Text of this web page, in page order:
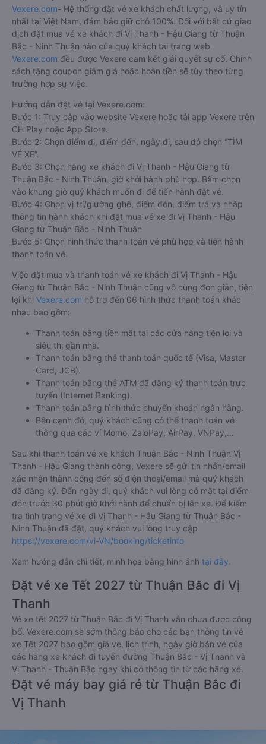
Vexere.com- Hệ thống đặt vé xe khách chất lượng, và uy tín
nhất tại Việt Nam, đảm bảo giữ chỗ 100%. Đối với bất cứ giao
dịch đặt mua vé xe khách đi Vị Thanh - Hậu Giang từ Thuận
Bắc - Ninh Thuận nào của quý khách tại trang web
Vexere.com đều được Vexere cam kết giải quyết sự cố. Chính
sách tặng coupon giảm giá hoặc hoàn tiền sẽ tùy theo từng
trường hợp sự việc.
Hướng dẫn đặt vé tại Vexere.com:
Bước 1: Truy cập vào website Vexere hoặc tải app Vexere trên
CH Play hoặc App Store.
Bước 2: Chọn điểm đi, điểm đến, ngày đi, sau đó chọn “TÌM
VÉ XE”.
Bước 3: Chọn hãng xe khách đi Vị Thanh - Hậu Giang từ
Thuận Bắc - Ninh Thuận, giờ khởi hành phù hợp. Bấm chọn
vào khung giờ quý khách muốn đi để tiến hành đặt vé.
Bước 4: Chọn vị trí/giường ghế, điểm đón, điểm trả và nhập
thông tin hành khách khi đặt mua vé xe đi Vị Thanh - Hậu
Giang từ Thuận Bắc - Ninh Thuận
Bước 5: Chọn hình thức thanh toán vé phù hợp và tiến hành
thanh toán vé.
Việc đặt mua và thanh toán vé xe khách đi Vị Thanh - Hậu
Giang từ Thuận Bắc - Ninh Thuận cũng vô cùng đơn giản, tiện
lợi khi Vexere.com hỗ trợ đến 06 hình thức thanh toán khác
nhau bao gồm:
Thanh toán bằng tiền mặt tại các cửa hàng tiện lợi và
siêu thị gần nhà.
Thanh toán bằng thẻ thanh toán quốc tế (Visa, Master
Card, JCB).
Thanh toán bằng thẻ ATM đã đăng ký thanh toán trực
tuyến (Internet Banking).
Thanh toán bằng hình thức chuyển khoản ngân hàng.
Bên cạnh đó, quý khách cũng có thể thanh toán vé
thông qua các ví Momo, ZaloPay, AirPay, VNPay,…
Sau khi thanh toán vé xe khách Thuận Bắc - Ninh Thuận Vị
Thanh - Hậu Giang thành công, Vexere sẽ gửi tin nhắn/email
xác nhận thành công đến số điện thoại/email mà quý khách
đã đăng ký. Đến ngày đi, quý khách vui lòng có mặt tại điểm
đón trước 30 phút giờ khởi hành để chuẩn bị lên xe. Để kiểm
tra tình trạng vé xe đi Vị Thanh - Hậu Giang từ Thuận Bắc -
Ninh Thuận đã đặt, quý khách vui lòng truy cập
https://vexere.com/vi-VN/booking/ticketinfo
Xem hướng dẫn chi tiết, minh họa bằng hình ảnh tại đây.
Đặt vé xe Tết 2027 từ Thuận Bắc đi Vị
Thanh
Vé xe tết 2027 từ Thuận Bắc đi Vị Thanh vẫn chưa được công
bố. Vexere.com sẽ sớm thông báo cho các bạn thông tin vé
xe Tết 2027 bao gồm giá vé, lịch trình, ngày giờ bán vé của
các hãng xe khách đi tuyến đường Thuận Bắc - Vị Thanh và
Vị Thanh - Thuận Bắc ngay khi có thông tin từ các hãng xe.
Đặt vé máy bay giá rẻ từ Thuận Bắc đi
Vị Thanh